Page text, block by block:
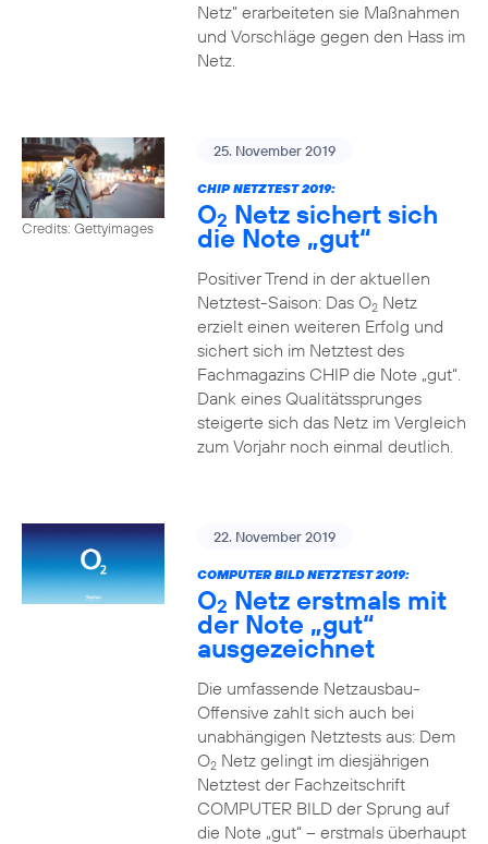
Netz” erarbeiteten sie Maßnahmen
und Vorschläge gegen den Hass im
Netz.
Credits: Gettyimages
25. November 2019
CHIP NETZTEST 2019:
O2 Netz sichert sich
die Note „gut“
Positiver Trend in der aktuellen
Netztest-Saison: Das O2Netz
erzielt einen weiteren Erfolg und
sichert sich im Netztest des
Fachmagazins CHIP die Note „gut“.
Dank eines Qualitätssprunges
steigerte sich das Netz im Vergleich
zum Vorjahr noch einmal deutlich.
22. November 2019
COMPUTER BILD NETZTEST 2019:
O2 Netz erstmals mit
der Note „gut“
ausgezeichnet
Die umfassende Netzausbau-
Offensive zahlt sich auch bei
unabhängigen Netztests aus: Dem
O2Netz gelingt im diesjährigen
Netztest der Fachzeitschrift
COMPUTER BILD der Sprung auf
die Note „gut“ – erstmals überhaupt